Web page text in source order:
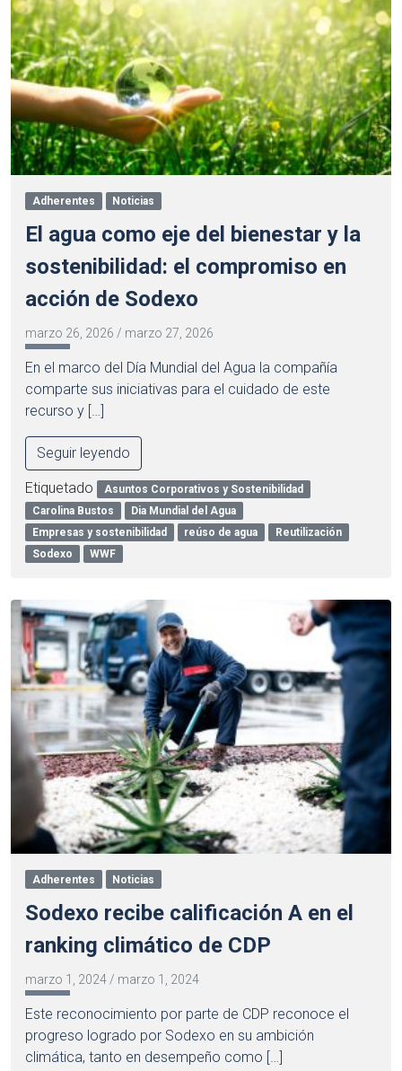
Adherentes Noticias
El agua como eje del bienestar y la
sostenibilidad: el compromiso en
acción de Sodexo
marzo 26, 2026 / marzo 27, 2026
En el marco del Día Mundial del Agua la compañía
comparte sus iniciativas para el cuidado de este
recurso y […]
Seguir leyendo
Etiquetado
Asuntos Corporativos y Sostenibilidad
Carolina Bustos
Dia Mundial del Agua
Empresas y sostenibilidad
reúso de agua
Reutilización
Sodexo
WWF
Adherentes Noticias
Sodexo recibe calificación A en el
ranking climático de CDP
marzo 1, 2024 / marzo 1, 2024
Este reconocimiento por parte de CDP reconoce el
progreso logrado por Sodexo en su ambición
climática, tanto en desempeño como […]